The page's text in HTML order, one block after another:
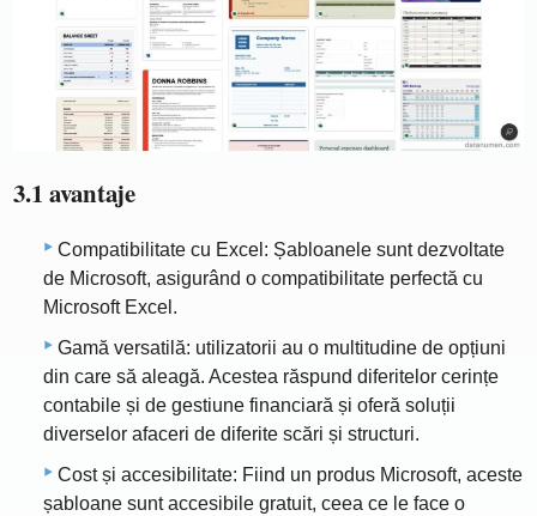
3.1 avantaje
Compatibilitate cu Excel: Șabloanele sunt dezvoltate
de Microsoft, asigurând o compatibilitate perfectă cu
Microsoft Excel.
Gamă versatilă: utilizatorii au o multitudine de opțiuni
din care să aleagă. Acestea răspund diferitelor cerințe
contabile și de gestiune financiară și oferă soluții
diverselor afaceri de diferite scări și structuri.
Cost și accesibilitate: Fiind un produs Microsoft, aceste
șabloane sunt accesibile gratuit, ceea ce le face o